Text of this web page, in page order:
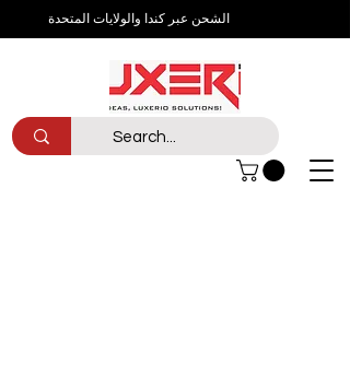
الشحن عبر كندا والولايات المتحدة